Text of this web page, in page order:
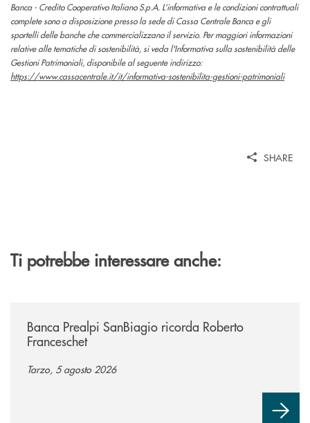
Banca - Credito Cooperativo Italiano S.p.A. L’informativa e le condizioni contrattuali
complete sono a disposizione presso la sede di Cassa Centrale Banca e gli
sportelli delle banche che commercializzano il servizio. Per maggiori informazioni
relative alle tematiche di sostenibilità, si veda l'Informativa sulla sostenibilità delle
Gestioni Patrimoniali, disponibile al seguente indirizzo:
https://www.cassacentrale.it/it/informativa-sostenibilita-gestioni-patrimoniali
SHARE
Ti potrebbe interessare anche:
Banca Prealpi SanBiagio ricorda Roberto
Franceschet
Tarzo, 5 agosto 2026